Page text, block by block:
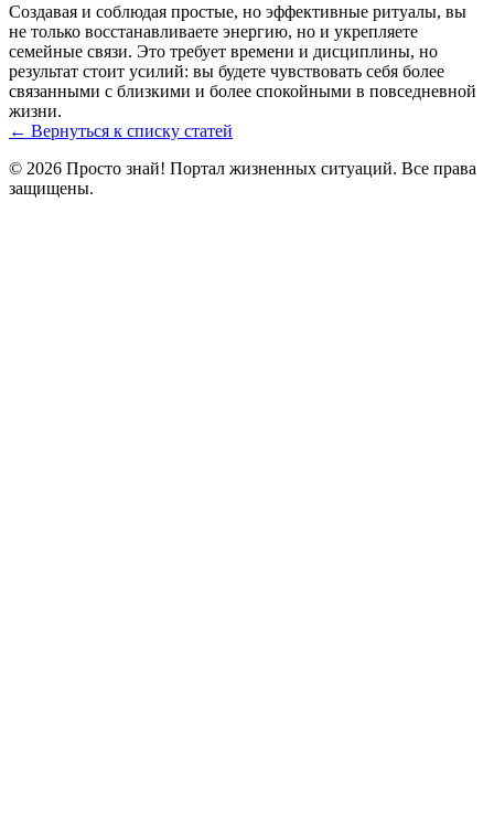
Создавая и соблюдая простые, но эффективные ритуалы, вы
не только восстанавливаете энергию, но и укрепляете
семейные связи. Это требует времени и дисциплины, но
результат стоит усилий: вы будете чувствовать себя более
связанными с близкими и более спокойными в повседневной
жизни.
← Вернуться к списку статей
© 2026 Просто знай! Портал жизненных ситуаций. Все права
защищены.